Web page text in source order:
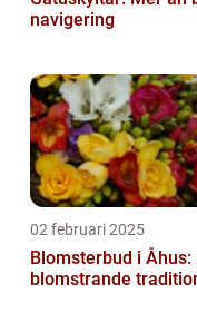
navigering
02 februari 2025
Blomsterbud i Åhus:
blomstrande